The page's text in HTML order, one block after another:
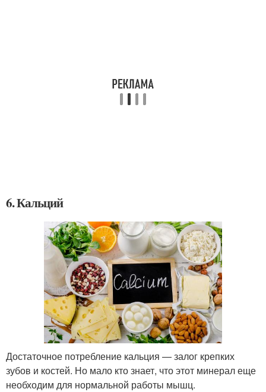
6. Кальций
Достаточное потребление кальция — залог крепких
зубов и костей. Но мало кто знает, что этот минерал еще
необходим для нормальной работы мышц.